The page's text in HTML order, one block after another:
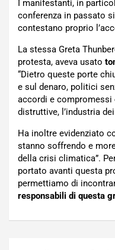
I manifestanti, in
conferenza in passato
contestano proprio
La stessa Greta
protesta, aveva usato
“Dietro queste porte
e sul denaro, politici
accordi e
distruttive, l’industria
Ha inoltre evidenziato
stanno soffrendo e
della crisi climatica”.
portato avanti questa
permettiamo di
responsabili di questa